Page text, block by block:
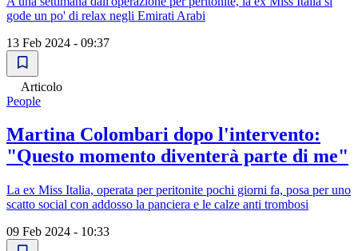
gode un po' di relax negli Emirati Arabi
13 Feb 2024 - 09:37
Articolo
People
Martina Colombari dopo l'intervento:
"Questo momento diventerà parte di me"
La ex Miss Italia, operata per peritonite pochi giorni fa, posa per uno
scatto social con addosso la panciera e le calze anti trombosi
09 Feb 2024 - 10:33